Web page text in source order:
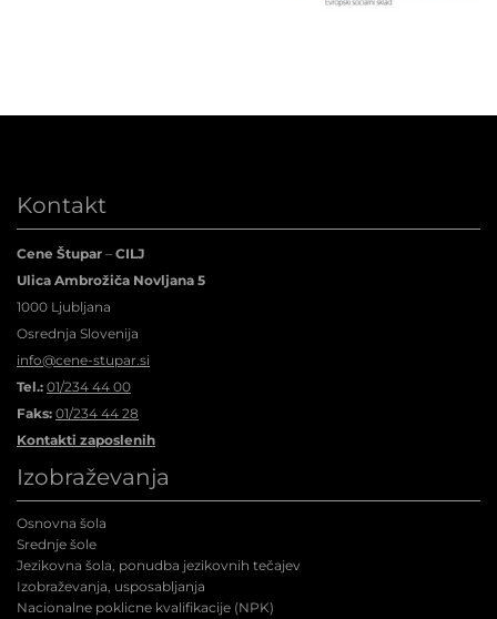
Kontakt
Cene Štupar – CILJ
Ulica Ambrožiča Novljana 5
1000 Ljubljana
Osrednja Slovenija
info@cene-stupar.si
Tel.: 01/234 44 00
Faks: 01/234 44 28
Kontakti zaposlenih
Izobraževanja
Osnovna šola
Srednje šole
Jezikovna šola, ponudba jezikovnih tečajev
Izobraževanja, usposabljanja
Nacionalne poklicne kvalifikacije (NPK)